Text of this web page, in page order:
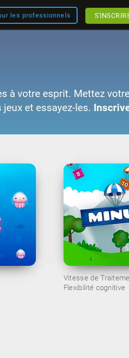
les professionnels
à votre esprit. Mettez
et essayez-les.
Vitesse de
Flexibilité cognitive